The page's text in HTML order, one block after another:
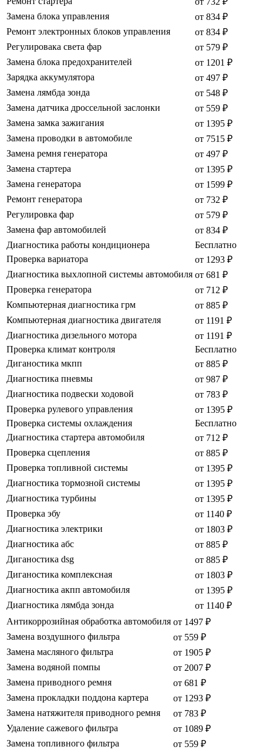
Замена блока управления
от 834 ₽
Ремонт электронных блоков управления
от 834 ₽
Регулировака света фар
от 579 ₽
Замена блока предохранителей
от 1201 ₽
Зарядка аккумулятора
от 497 ₽
Замена лямбда зонда
от 548 ₽
Замена датчика дроссельной заслонки
от 559 ₽
Замена замка зажигания
от 1395 ₽
Замена проводки в автомобиле
от 7515 ₽
Замена ремня генератора
от 497 ₽
Замена стартера
от 1395 ₽
Замена генератора
от 1599 ₽
Ремонт генератора
от 732 ₽
Регулировка фар
от 579 ₽
Замена фар автомобилей
от 834 ₽
Диагностика работы кондиционера
Бесплатно
Проверка вариатора
от 1293 ₽
Диагностика выхлопной системы автомобиля от 681 ₽
Проверка генератора
от 712 ₽
Компьютерная диагностика грм
от 885 ₽
Компьютерная диагностика двигателя
от 1191 ₽
Диагностика дизельного мотора
от 1191 ₽
Проверка климат контроля
Бесплатно
Диганостика мкпп
от 885 ₽
Диагностика пневмы
от 987 ₽
Диагностика подвески ходовой
от 783 ₽
Проверка рулевого управления
от 1395 ₽
Проверка системы охлаждения
Бесплатно
Диагностика стартера автомобиля
от 712 ₽
Проверка сцепления
от 885 ₽
Проверка топливной системы
от 1395 ₽
Диагностика тормозной системы
от 1395 ₽
Диагностика турбины
от 1395 ₽
Проверка эбу
от 1140 ₽
Диагностика электрики
от 1803 ₽
Диагностика абс
от 885 ₽
Диганостика dsg
от 885 ₽
Диганостика комплексная
от 1803 ₽
Диагностика акпп автомобиля
от 1395 ₽
Диагностика лямбда зонда
от 1140 ₽
Антикоррозийная обработка автомобиля от 1497 ₽
Замена воздушного фильтра
от 559 ₽
Замена масляного фильтра
от 1905 ₽
Замена водяной помпы
от 2007 ₽
Замена приводного ремня
от 681 ₽
Замена прокладки поддона картера
от 1293 ₽
Замена натяжителя приводного ремня
от 783 ₽
Удаление сажевого фильтра
от 1089 ₽
Замена топливного фильтра
от 559 ₽